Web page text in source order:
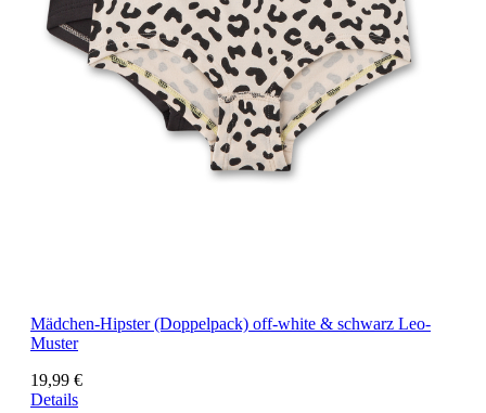
Mädchen-Hipster (Doppelpack) off-white & schwarz Leo-
Muster
19,99 €
Details